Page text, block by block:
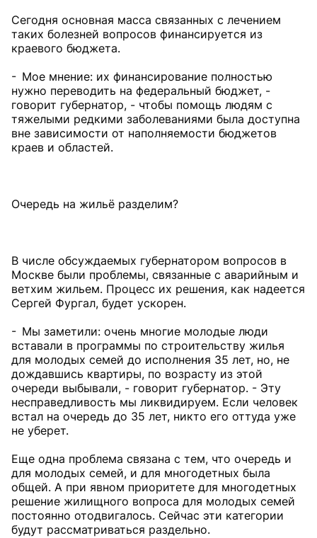
Сегодня основная масса связанных с лечением
таких болезней вопросов финансируется из
краевого бюджета.
- Мое мнение: их финансирование полностью
нужно переводить на федеральный бюджет, -
говорит губернатор, - чтобы помощь людям с
тяжелыми редкими заболеваниями была доступна
вне зависимости от наполняемости бюджетов
краев и областей.
Очередь на жильё разделим?
В числе обсуждаемых губернатором вопросов в
Москве были проблемы, связанные с аварийным и
ветхим жильем. Процесс их решения, как надеется
Сергей Фургал, будет ускорен.
- Мы заметили: очень многие молодые люди
вставали в программы по строительству жилья
для молодых семей до исполнения 35 лет, но, не
дождавшись квартиры, по возрасту из этой
очереди выбывали, - говорит губернатор. - Эту
несправедливость мы ликвидируем. Если человек
встал на очередь до 35 лет, никто его оттуда уже
не уберет.
Еще одна проблема связана с тем, что очередь и
для молодых семей, и для многодетных была
общей. А при явном приоритете для многодетных
решение жилищного вопроса для молодых семей
постоянно отодвигалось. Сейчас эти категории
будут рассматриваться раздельно.